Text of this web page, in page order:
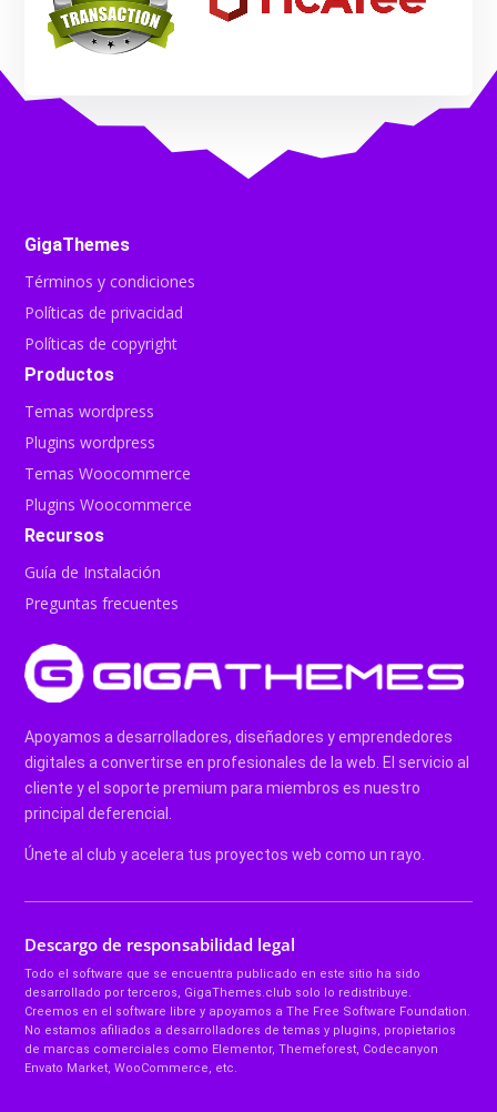
GigaThemes
Términos y condiciones
Políticas de privacidad
Políticas de copyright
Productos
Temas wordpress
Plugins wordpress
Temas Woocommerce
Plugins Woocommerce
Recursos
Guía de Instalación
Preguntas frecuentes
Apoyamos a desarrolladores, diseñadores y emprendedores
digitales a convertirse en profesionales de la web. El servicio al
cliente y el soporte premium para miembros es nuestro
principal deferencial.
Únete al club y acelera tus proyectos web como un rayo.
Descargo de responsabilidad legal
Todo el software que se encuentra publicado en este sitio ha sido
desarrollado por terceros, GigaThemes.club solo lo redistribuye.
Creemos en el software libre y apoyamos a The Free Software Foundation.
No estamos afiliados a desarrolladores de temas y plugins, propietarios
de marcas comerciales como Elementor, Themeforest, Codecanyon
Envato Market, WooCommerce, etc.